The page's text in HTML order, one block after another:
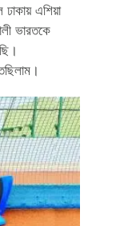
এশিয়া
ভারতকে